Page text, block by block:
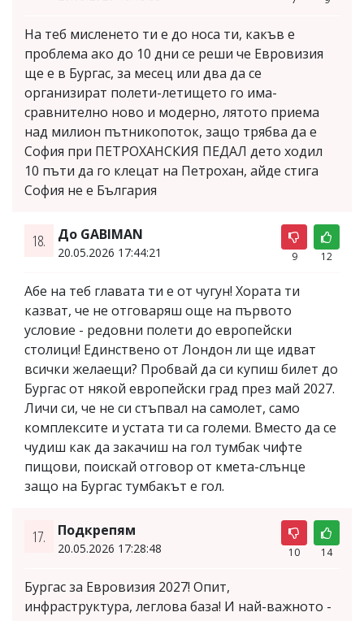
На теб мисленето ти е до носа ти, какъв е
проблема ако до 10 дни се реши че Евровизия
ще е в Бургас, за месец или два да се
организират полети-летището го има-
сравнително ново и модерно, лятото приема
над милион пътникопоток, защо трябва да е
София при ПЕТРОХАНСКИЯ ПЕДАЛ дето ходил
10 пъти да го клецат на Петрохан, айде стига
София не е България
18. До GABIMAN
20.05.2026 17:44:21 9 12
Абе на теб главата ти е от чугун! Хората ти
казват, че не отговаряш още на първото
условие - редовни полети до европейски
столици! Единствено от Лондон ли ще идват
всички желаещи? Пробвай да си купиш билет до
Бургас от някой европейски град през май 2027.
Личи си, че не си стъпвал на самолет, само
комплексите и устата ти са големи. Вместо да се
чудиш как да закачиш на гол тумбак чифте
пищови, поискай отговор от кмета-слънце
защо на Бургас тумбакът е гол.
17. Подкрепям
20.05.2026 17:28:48 10 14
Бургас за Евровизия 2027! Опит,
инфраструктура, леглова база! И най-важното -